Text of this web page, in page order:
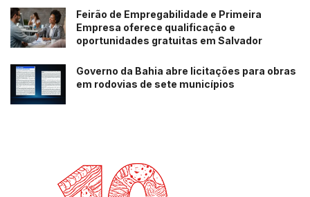
Desafios
É justamente a necessidade de estar sempre atento e se
desafios de quem se propõe a comandar uma startup. “A
demanda foi puxando a gente para fazer outros módulos
Passamos de um aplicativo gestor de condomínio para
um hub de serviços e soluções digitais para o setor”,
Feirão de Empregabilidade e Primeira
Empresa oferece qualificação e
oportunidades gratuitas em Salvador
Governo da Bahia abre licitações para obras
em rodovias de sete municípios